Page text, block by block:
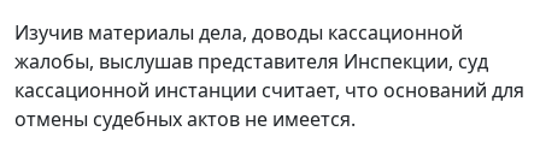
Изучив материалы дела, доводы кассационной
жалобы, выслушав представителя Инспекции, суд
кассационной инстанции считает, что оснований для
отмены судебных актов не имеется.